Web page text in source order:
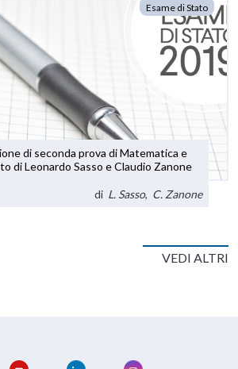
Esame di Stato
di seconda prova di Matematica e
di Leonardo Sasso e Claudio Zanone
di L. Sasso, C. Zanone
VEDI ALTRI